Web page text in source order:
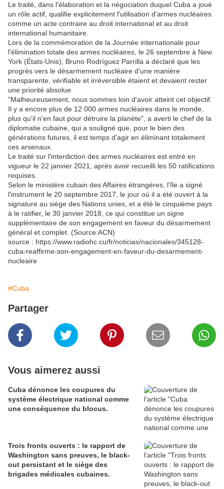
Le traité, dans l'élaboration et la négociation duquel Cuba a joué
un rôle actif, qualifie explicitement l'utilisation d'armes nucléaires
comme un acte contraire au droit international et au droit
international humanitaire.
Lors de la commémoration de la Journée internationale pour
l'élimination totale des armes nucléaires, le 26 septembre à New
York (États-Unis), Bruno Rodríguez Parrilla a déclaré que les
progrès vers le désarmement nucléaire d'une manière
transparente, vérifiable et irréversible étaient et devaient rester
une priorité absolue.
"Malheureusement, nous sommes loin d'avoir atteint cet objectif.
Il y a encore plus de 12 000 armes nucléaires dans le monde,
plus qu'il n'en faut pour détruire la planète", a averti le chef de la
diplomatie cubaine, qui a souligné que, pour le bien des
générations futures, il est temps d'agir en éliminant totalement
ces arsenaux.
Le traité sur l'interdiction des armes nucléaires est entré en
vigueur le 22 janvier 2021, après avoir recueilli les 50 ratifications
requises.
Selon le ministère cubain des Affaires étrangères, l'île a signé
l'instrument le 20 septembre 2017, le jour où il a été ouvert à la
signature au siège des Nations unies, et a été le cinquième pays
à le ratifier, le 30 janvier 2018, ce qui constitue un signe
supplémentaire de son engagement en faveur du désarmement
général et complet. (Source:ACN)
source : https://www.radiohc.cu/fr/noticias/nacionales/345128-
cuba-reaffirme-son-engagement-en-faveur-du-desarmement-
nucleaire
#Cuba
Partager
Vous aimerez aussi
Cuba dénonce les coupures du
système électrique national comme
une conséquence du blocus.
Trois fronts ouverts : le rapport de
Washington sans preuves, le black-
out persistant et le siège des
brigades médicales cubaines.